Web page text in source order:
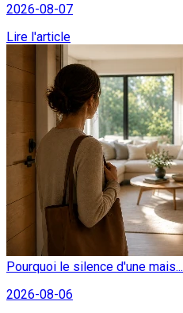
2026-08-07
Lire l'article
Pourquoi le silence d'une mais...
2026-08-06